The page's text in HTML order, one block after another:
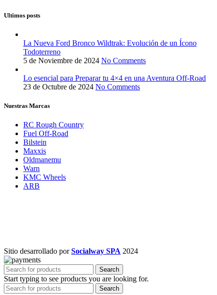
Ultimos posts
La Nueva Ford Bronco Wildtrak: Evolución de un Ícono
Todoterreno
5 de Noviembre de 2024 No Comments
Lo esencial para Preparar tu 4×4 en una Aventura Off-Road
23 de Octubre de 2024 No Comments
Nuestras Marcas
RC Rough Country
Fuel Off-Road
Bilstein
Maxxis
Oldmanemu
Warn
KMC Wheels
ARB
Sitio desarrollado porSocialway SPA 2024
Search
Start typing to see products you are looking for.
Search